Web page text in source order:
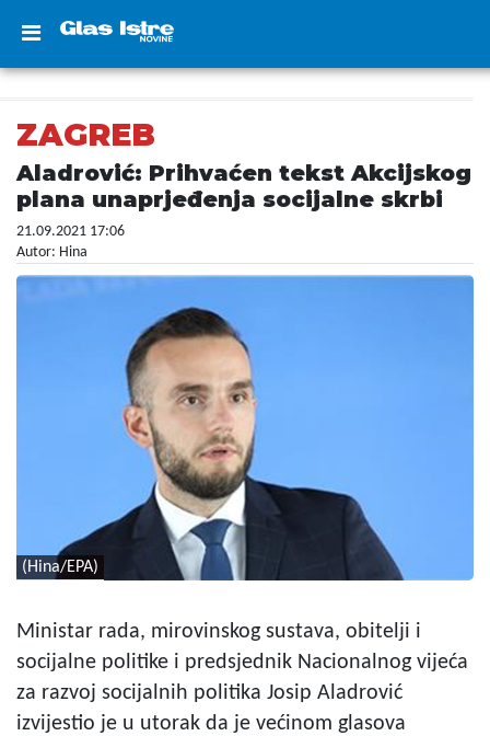
ZAGREB
Aladrović: Prihvaćen tekst Akcijskog
plana unaprjeđenja socijalne skrbi
21.09.2021 17:06
Autor: Hina
(Hina/EPA)
Ministar rada, mirovinskog sustava, obitelji i
socijalne politike i predsjednik Nacionalnog vijeća
za razvoj socijalnih politika Josip Aladrović
izvijestio je u utorak da je većinom glasova